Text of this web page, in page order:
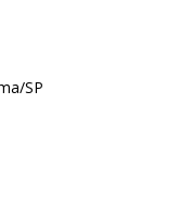
SP